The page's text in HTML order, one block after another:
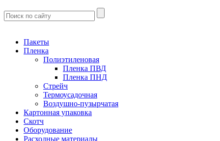
Пакеты
Пленка
Полиэтиленовая
Пленка ПВД
Пленка ПНД
Стрейч
Термоусадочная
Воздушно-пузырчатая
Картонная упаковка
Скотч
Оборудование
Расходные материалы